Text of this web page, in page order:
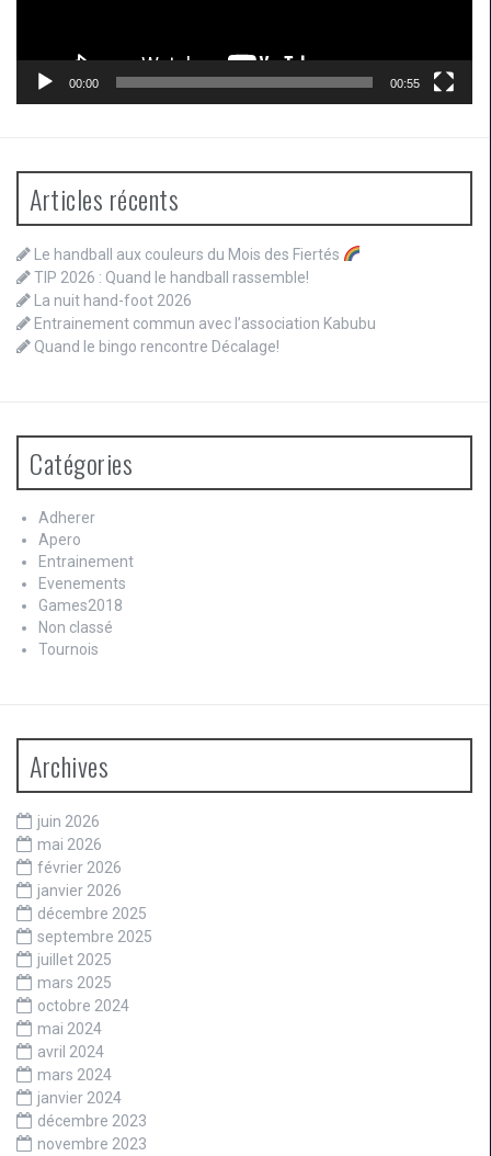
00:00 00:55
Articles récents
Le handball aux couleurs du Mois des Fiertés
TIP 2026 : Quand le handball rassemble!
La nuit hand-foot 2026
Entrainement commun avec l’association Kabubu
Quand le bingo rencontre Décalage!
Catégories
Adherer
Apero
Entrainement
Evenements
Games2018
Non classé
Tournois
Archives
juin 2026
mai 2026
février 2026
janvier 2026
décembre 2025
septembre 2025
juillet 2025
mars 2025
octobre 2024
mai 2024
avril 2024
mars 2024
janvier 2024
décembre 2023
novembre 2023